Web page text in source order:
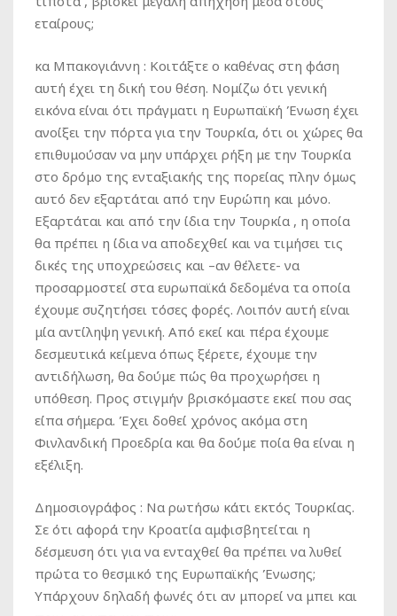
εταίρους;
κα Μπακογιάννη : Κοιτάξτε ο καθένας στη φάση
αυτή έχει τη δική του θέση. Νομίζω ότι γενική
εικόνα είναι ότι πράγματι η Ευρωπαϊκή Ένωση έχει
ανοίξει την πόρτα για την Τουρκία, ότι οι χώρες θα
επιθυμούσαν να μην υπάρχει ρήξη με την Τουρκία
στο δρόμο της ενταξιακής της πορείας πλην όμως
αυτό δεν εξαρτάται από την Ευρώπη και μόνο.
Εξαρτάται και από την ίδια την Τουρκία , η οποία
θα πρέπει η ίδια να αποδεχθεί και να τιμήσει τις
δικές της υποχρεώσεις και –αν θέλετε- να
προσαρμοστεί στα ευρωπαϊκά δεδομένα τα οποία
έχουμε συζητήσει τόσες φορές. Λοιπόν αυτή είναι
μία αντίληψη γενική. Από εκεί και πέρα έχουμε
δεσμευτικά κείμενα όπως ξέρετε, έχουμε την
αντιδήλωση, θα δούμε πώς θα προχωρήσει η
υπόθεση. Προς στιγμήν βρισκόμαστε εκεί που σας
είπα σήμερα. Έχει δοθεί χρόνος ακόμα στη
Φινλανδική Προεδρία και θα δούμε ποία θα είναι η
εξέλιξη.
Δημοσιογράφος : Να ρωτήσω κάτι εκτός Τουρκίας.
Σε ότι αφορά την Κροατία αμφισβητείται η
δέσμευση ότι για να ενταχθεί θα πρέπει να λυθεί
πρώτα το θεσμικό της Ευρωπαϊκής Ένωσης;
Υπάρχουν δηλαδή φωνές ότι αν μπορεί να μπει και